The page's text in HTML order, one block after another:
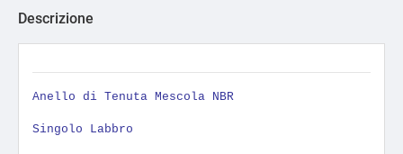
Descrizione
Anello di Tenuta Mescola NBR
Singolo Labbro